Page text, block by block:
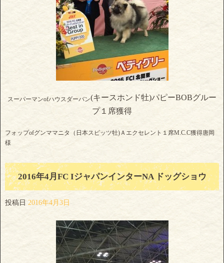
スーパーマンofハウスダーバン(キースホンド牡)パピーBOBグルー
プ１席獲得
フォップofグンママニタ（日本スピッツ牡)Ａエクセレント１席M.C.C獲得唐岡
様
2016年4月FC IジャパンインターNA ドッグショウ
投稿日 2016年4月3日